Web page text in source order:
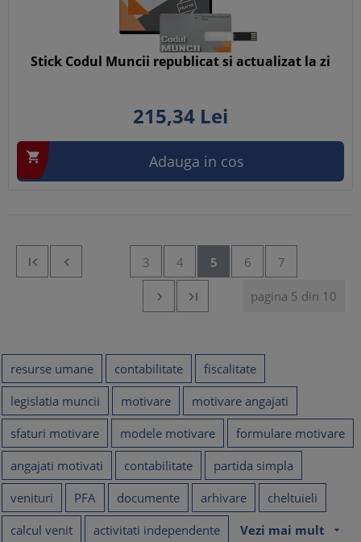
Stick Codul Muncii republicat si actualizat la zi
215,34 Lei
 Adauga in cos
  3 4 5 6 7
pagina 5 din 10


resurse umane contabilitate
fiscalitate
legislatia muncii
motivare
motivare angajati
sfaturi motivare
modele motivare
formulare motivare
angajati motivati
contabilitate
partida simpla
venituri
PFA documente arhivare
cheltuieli
calcul venit
activitati independente Vezi mai mult arrow_drop_down